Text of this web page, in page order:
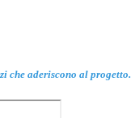
che aderiscono al progetto.